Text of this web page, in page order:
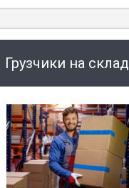
Грузчики на склад